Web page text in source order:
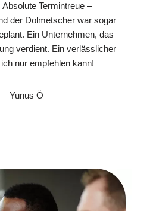
Termintreue –
der Dolmetscher war sogar
Ein Unternehmen, das
verdient. Ein verlässlicher
nur empfehlen kann!
– Yunus Ö